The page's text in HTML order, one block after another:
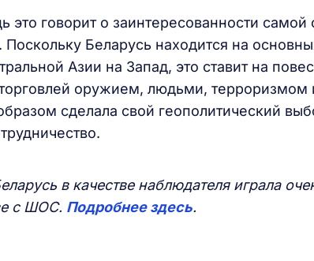
это говорит о заинтересованности самой
Беларусь находится на
Азии на Запад, это ставит на
оружием, людьми, терроризмом
сделала свой геополитический
в качестве наблюдателя играла
с ШОС. Подробнее здесь.